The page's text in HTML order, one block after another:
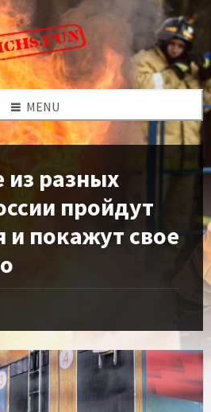
MENU
разных
пройдут
и покажут свое